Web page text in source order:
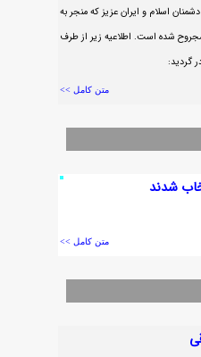
اسلام و ایران عزیز که منجر به
بیش از صد نفر هموطن بیگناه و ۲۰۰ مجروح شده است. اطلاعیه زیر از طرف
گردید:
متن کامل >>
شدند
متن کامل >>